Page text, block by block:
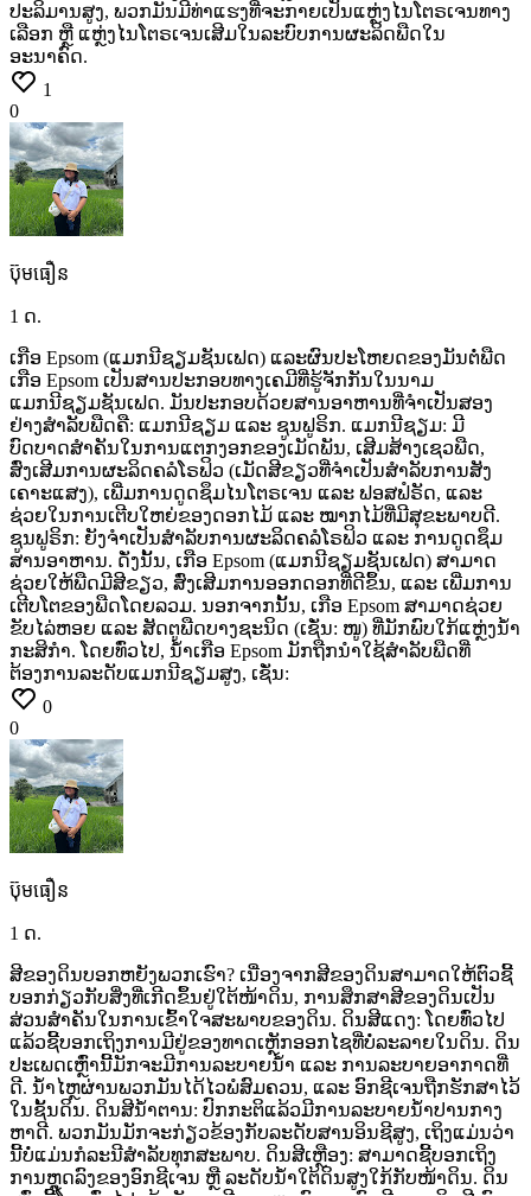
ປະລິມານສູງ, ພວກມັນມີທ່າແຮງທີ່ຈະກາຍເປັນແຫຼ່ງໄນໂຕຣເຈນທາງ
ເລືອກ ຫຼື ແຫຼ່ງໄນໂຕຣເຈນເສີມໃນລະບົບການຜະລິດພືດໃນ
ອະນາຄົດ.
1
0
ប៊ុមធឿន
1 ດ.
ເກືອ Epsom (ແມກນີຊຽມຊັນເຟດ) ແລະຜົນປະໂຫຍດຂອງມັນຕໍ່ພືດ
ເກືອ Epsom ເປັນສານປະກອບທາງເຄມີທີ່ຮູ້ຈັກກັນໃນນາມ
ແມກນີຊຽມຊັນເຟດ. ມັນປະກອບດ້ວຍສານອາຫານທີ່ຈຳເປັນສອງ
ຢ່າງສຳລັບພືດຄື: ແມກນີຊຽມ ແລະ ຊູນຟູຣິກ. ແມກນີຊຽມ: ມີ
ບົດບາດສຳຄັນໃນການແຕກງອກຂອງເມັດພັນ, ເສີມສ້າງເຊວພືດ,
ສົ່ງເສີມການຜະລິດຄລໍໂຣຟິວ (ເມັດສີຂຽວທີ່ຈຳເປັນສຳລັບການສັງ
ເຄາະແສງ), ເພີ່ມການດູດຊຶມໄນໂຕຣເຈນ ແລະ ຟອສຟໍຣັດ, ແລະ
ຊ່ວຍໃນການເຕີບໃຫຍ່ຂອງດອກໄມ້ ແລະ ໝາກໄມ້ທີ່ມີສຸຂະພາບດີ.
ຊູນຟູຣິກ: ຍັງຈຳເປັນສຳລັບການຜະລິດຄລໍໂຣຟິວ ແລະ ການດູດຊຶມ
ສານອາຫານ. ດັ່ງນັ້ນ, ເກືອ Epsom (ແມກນີຊຽມຊັນເຟດ) ສາມາດ
ຊ່ວຍໃຫ້ພືດມີສີຂຽວ, ສົ່ງເສີມການອອກດອກທີ່ດີຂຶ້ນ, ແລະ ເພີ່ມການ
ເຕີບໂຕຂອງພືດໂດຍລວມ. ນອກຈາກນັ້ນ, ເກືອ Epsom ສາມາດຊ່ວຍ
ຂັບໄລ່ຫອຍ ແລະ ສັດຕູພືດບາງຊະນິດ (ເຊັ່ນ: ໜູ) ທີ່ມັກພົບໃກ້ແຫຼ່ງນ້ຳ
ກະສິກຳ. ໂດຍທົ່ວໄປ, ນ້ຳເກືອ Epsom ມັກຖືກນຳໃຊ້ສຳລັບພືດທີ່
ຕ້ອງການລະດັບແມກນີຊຽມສູງ, ເຊັ່ນ:
0
0
ប៊ុមធឿន
1 ດ.
ສີຂອງດິນບອກຫຍັງພວກເຮົາ? ເນື່ອງຈາກສີຂອງດິນສາມາດໃຫ້ຕົວຊີ້
ບອກກ່ຽວກັບສິ່ງທີ່ເກີດຂຶ້ນຢູ່ໃຕ້ໜ້າດິນ, ການສຶກສາສີຂອງດິນເປັນ
ສ່ວນສຳຄັນໃນການເຂົ້າໃຈສະພາບຂອງດິນ. ດິນສີແດງ: ໂດຍທົ່ວໄປ
ແລ້ວຊີ້ບອກເຖິງການມີຢູ່ຂອງທາດເຫຼັກອອກໄຊທີ່ບໍ່ລະລາຍໃນດິນ. ດິນ
ປະເພດເຫຼົ່ານີ້ມັກຈະມີການລະບາຍນ້ຳ ແລະ ການລະບາຍອາກາດທີ່
ດີ. ນ້ຳໄຫຼຜ່ານພວກມັນໄດ້ໄວພໍສົມຄວນ, ແລະ ອົກຊີເຈນຖືກຮັກສາໄວ້
ໃນຊັ້ນດິນ. ດິນສີນ້ຳຕານ: ປົກກະຕິແລ້ວມີການລະບາຍນ້ຳປານກາງ
ຫາດີ. ພວກມັນມັກຈະກ່ຽວຂ້ອງກັບລະດັບສານອິນຊີສູງ, ເຖິງແມ່ນວ່າ
ນີ້ບໍ່ແມ່ນກໍລະນີສຳລັບທຸກສະພາບ. ດິນສີເຫຼືອງ: ສາມາດຊີ້ບອກເຖິງ
ການຫຼຸດລົງຂອງອົກຊີເຈນ ຫຼື ລະດັບນ້ຳໃຕ້ດິນສູງໃກ້ກັບໜ້າດິນ. ດິນ